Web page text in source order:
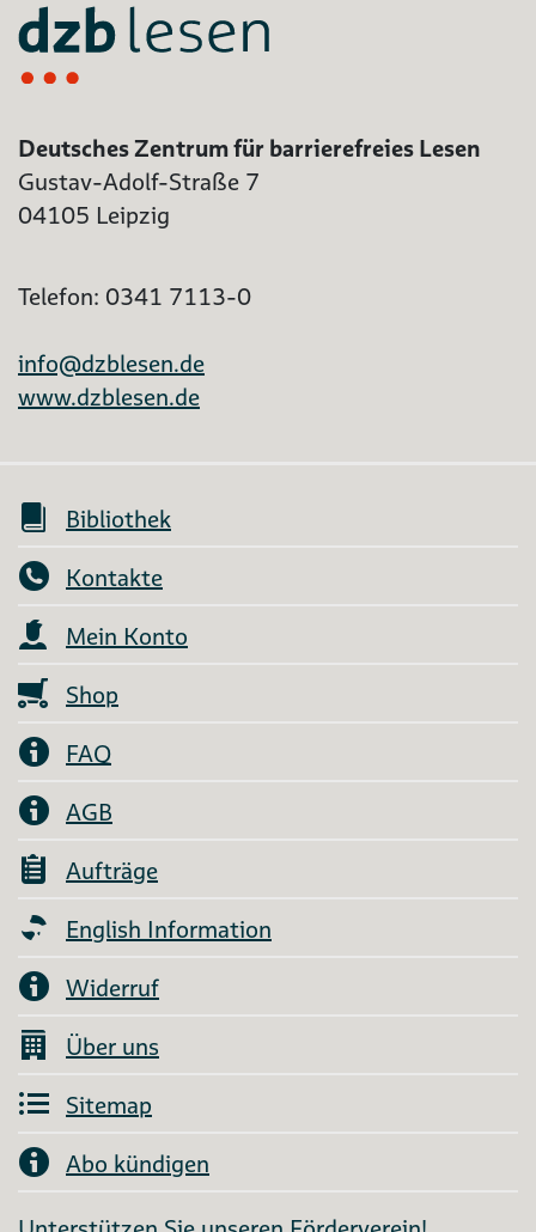
Deutsches Zentrum für barrierefreies Lesen
Gustav-Adolf-Straße 7
04105 Leipzig
Telefon: 0341 7113-0
info@dzblesen.de
www.dzblesen.de
Bibliothek
Kontakte
Mein Konto
Shop
FAQ
AGB
Aufträge
English Information
Widerruf
Über uns
Sitemap
Abo kündigen